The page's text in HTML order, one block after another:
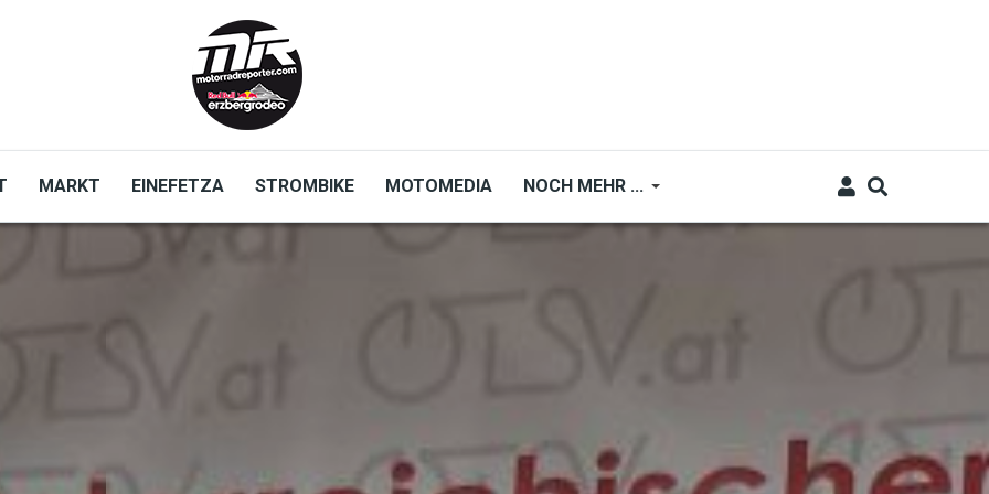
MARKT EINEFETZA STROMBIKE MOTOMEDIA NOCH MEHR ...